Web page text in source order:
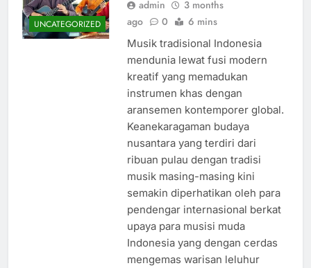
UNCATEGORIZED
admin
3 months
ago
0 6 mins
Musik tradisional Indonesia
mendunia lewat fusi modern
kreatif yang memadukan
instrumen khas dengan
aransemen kontemporer global.
Keanekaragaman budaya
nusantara yang terdiri dari
ribuan pulau dengan tradisi
musik masing-masing kini
semakin diperhatikan oleh para
pendengar internasional berkat
upaya para musisi muda
Indonesia yang dengan cerdas
mengemas warisan leluhur